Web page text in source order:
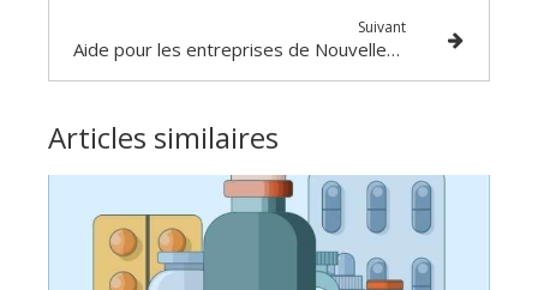
Suivant
Aide pour les entreprises de Nouvelle-Calédonie : de nouvelles (nouvelles) précisions !
Articles similaires